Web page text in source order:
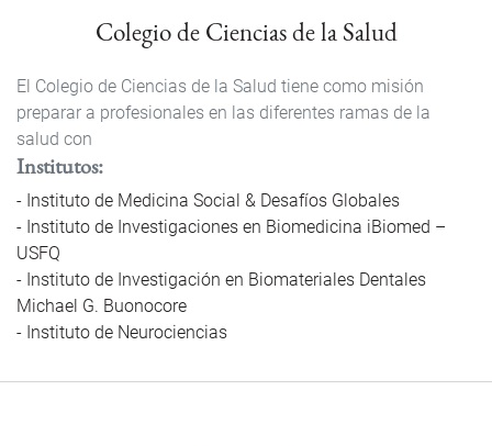
Colegio de Ciencias de la Salud
El Colegio de Ciencias de la Salud tiene como misión
preparar a profesionales en las diferentes ramas de la
salud con
Institutos
Instituto de Medicina Social & Desafíos Globales
Instituto de Investigaciones en Biomedicina iBiomed –
USFQ
Instituto de Investigación en Biomateriales Dentales
Michael G. Buonocore
Instituto de Neurociencias